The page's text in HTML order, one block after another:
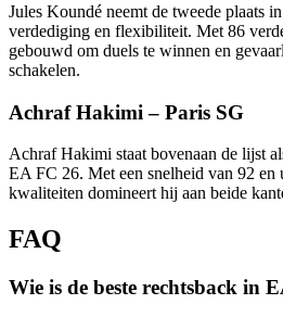
Jules Koundé neemt de tweede plaats
verdediging en flexibiliteit. Met 86
gebouwd om duels te winnen en
schakelen.
Achraf Hakimi – Paris SG
Achraf Hakimi staat bovenaan de lijst
EA FC 26. Met een snelheid van 92 en
kwaliteiten domineert hij aan beide
FAQ
Wie is de beste rechtsback in